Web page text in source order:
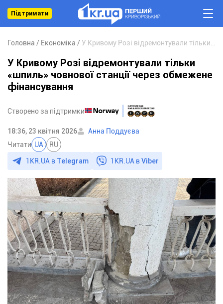
Підтримати
Головна Економіка
У Кривому Розі відремонтували тільки
«шпиль» човнової станції через обмежене
фінансування
Створено за підтримки
18:36, 23 квітня 2026
Анна Поддуєва
Читати UA RU
1KR.UA в Telegram 1KR.UA вViber